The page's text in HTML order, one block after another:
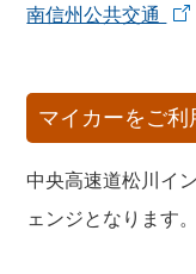
南信州公共交通
マイカーをご利
中央高速道松川イ
ェンジとなります。